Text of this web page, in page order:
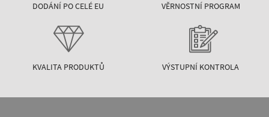
DODÁNÍ PO CELÉ EU VĚRNOSTNÍ PROGRAM
KVALITA PRODUKTŮ VÝSTUPNÍ KONTROLA